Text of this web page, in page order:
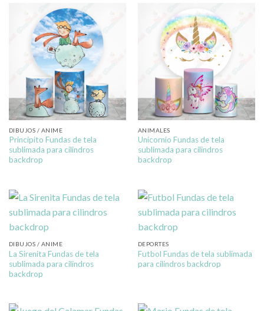
DIBUJOS / ANIME
Principito Fundas de tela
sublimada para cilindros
backdrop
ANIMALES
Unicornio Fundas de tela
sublimada para cilindros
backdrop
DIBUJOS / ANIME
La Sirenita Fundas de tela
sublimada para cilindros
backdrop
DEPORTES
Futbol Fundas de tela sublimada
para cilindros backdrop